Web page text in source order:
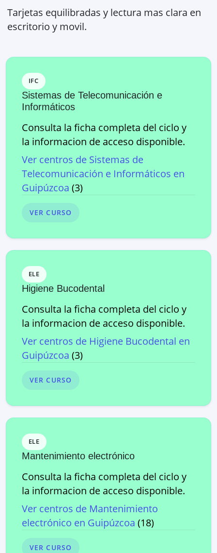
Tarjetas equilibradas y lectura mas clara en
escritorio y movil.
IFC
Sistemas de Telecomunicación e
Informáticos
Consulta la ficha completa del ciclo y
la informacion de acceso disponible.
Ver centros de Sistemas de
Telecomunicación e Informáticos en
Guipúzcoa (3)
VER CURSO
ELE
Higiene Bucodental
Consulta la ficha completa del ciclo y
la informacion de acceso disponible.
Ver centros de Higiene Bucodental en
Guipúzcoa (3)
VER CURSO
ELE
Mantenimiento electrónico
Consulta la ficha completa del ciclo y
la informacion de acceso disponible.
Ver centros de Mantenimiento
electrónico en Guipúzcoa (18)
VER CURSO